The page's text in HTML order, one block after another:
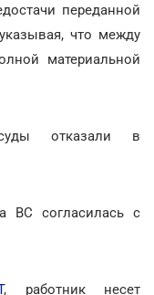
переданной
что между
материальной
отказали в
ВС согласилась с
, работник несет